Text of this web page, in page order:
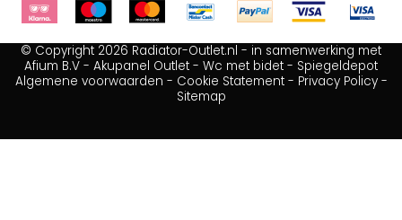
© Copyright 2026 Radiator-Outlet.nl - in samenwerking met
Afium B.V - Akupanel Outlet - Wc met bidet - Spiegeldepot
Algemene voorwaarden - Cookie Statement- Privacy Policy-
Sitemap